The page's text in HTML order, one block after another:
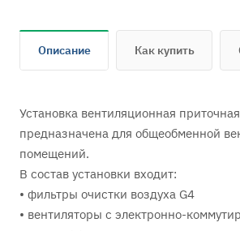
Описание Как купить
Установка вентиляционная
предназначена для общеобменной
помещений.
В состав установки входит:
• фильтры очистки воздуха G4
• вентиляторы c электронно-